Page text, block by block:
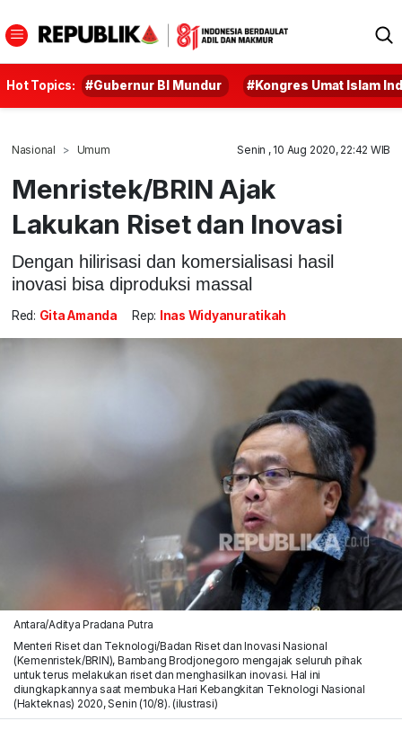
Hot Topics: #Gubernur BI Mundur #Kongres Umat Islam
Nasional Umum Senin , 10 Aug 2020, 22:42 WIB
Menristek/BRIN Ajak
Lakukan Riset dan Inovasi
Dengan hilirisasi dan komersialisasi hasil
inovasi bisa diproduksi massal
Red: Gita Amanda Rep: Inas Widyanuratikah
Antara/Aditya Pradana Putra
Menteri Riset dan Teknologi/Badan Riset dan Inovasi Nasional
(Kemenristek/BRIN), Bambang Brodjonegoro mengajak seluruh pihak
untuk terus melakukan riset dan menghasilkan inovasi. Hal ini
diungkapkannya saat membuka Hari Kebangkitan Teknologi Nasional
(Hakteknas) 2020, Senin (10/8). (ilustrasi)